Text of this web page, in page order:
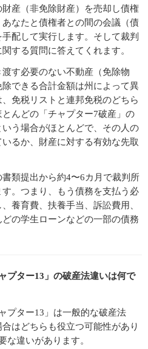
産（非免除財産）を売却し債権
なたと債権者との間の会議（債
配して実行します。そして裁判
する質問に答えてくれます。
す必要のない不動産（免除物
できる合計金額は州によって異
免税リストと連邦免税のどちら
んどの「チャプター7破産」の
う場合がほとんどで、その人の
るか、財産に対する有効な先取
類提出から約4〜6カ月で裁判所
。つまり、もう債務を支払う必
養育費、扶養手当、訴訟費用、
の学生ローンなどの一部の債務
プター13」の破産法違いは何で
プター13」は一般的な破産法
はどちらも役立つ可能性があり
な違いがあります。